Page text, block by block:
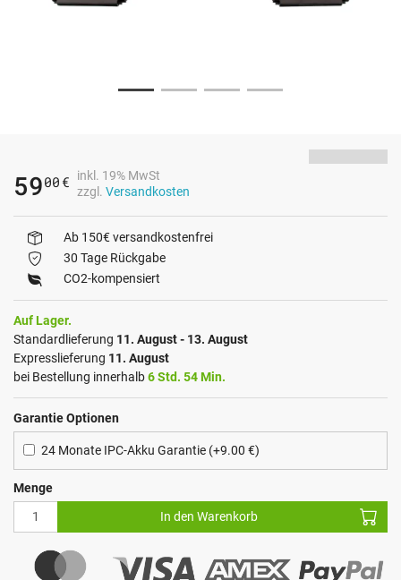
5900 €
inkl. 19% MwSt
zzgl. Versandkosten
Ab 150€ versandkostenfrei
30 Tage Rückgabe
CO2-kompensiert
Auf Lager.
Standardlieferung 11. August - 13. August
Expresslieferung 11. August
bei Bestellung innerhalb6 Std. 54 Min.
Garantie Optionen
24 Monate IPC-Akku Garantie (+9.00 €)
Menge
In den Warenkorb